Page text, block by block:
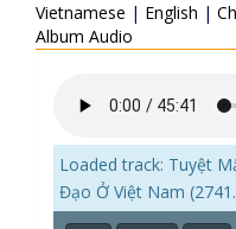
Vietnamese | English |
Album Audio
Loaded track: Tuyệt
Đạo Ở Việt Nam